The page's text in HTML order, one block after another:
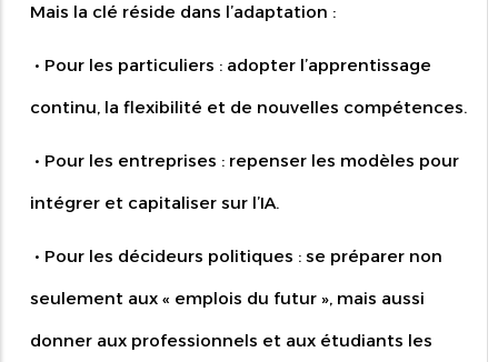
Mais la clé réside dans l’adaptation :
• Pour les particuliers : adopter l’apprentissage
continu, la flexibilité et de nouvelles compétences.
• Pour les entreprises : repenser les modèles pour
intégrer et capitaliser sur l’IA.
• Pour les décideurs politiques : se préparer non
seulement aux « emplois du futur », mais aussi
donner aux professionnels et aux étudiants les